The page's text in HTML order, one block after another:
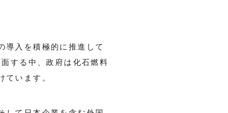
導入を積極的に推進して
する中、政府は化石燃料
ています。